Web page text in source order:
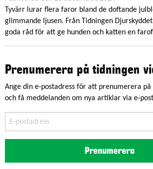
Tyvärr lurar flera faror bland de doftande
glimmande ljusen. Från Tidningen
goda råd för att ge hunden och katten en
Prenumerera på tidningen
Ange din e-postadress för att prenumerera
och få meddelanden om nya artiklar via e-
postadress
Prenumerera